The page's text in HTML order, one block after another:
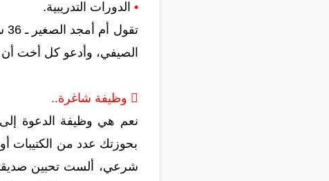
• الدورات التدريبية.
الصيفي، وأدعو كل أخت أن
 وظيفة شاغرة..
نعم هي وظيفة الدعوة
بحوزتك عدد من الكتيبات
شرعي، ألست تحبين